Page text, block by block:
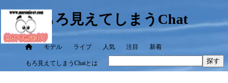
もろ見えてしまうChat
モデル ライブ 人気 注目 新着
もろ見えてしまうChatとは 探す